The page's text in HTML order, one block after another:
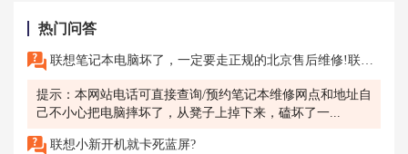
热门问答
联想笔记本电脑坏了，一定要走正规的北京售后维修!联想的意外保太香了。
提示：本网站电话可直接查询/预约笔记本维修网点和地址自
己不小心把电脑摔坏了，从凳子上掉下来，磕坏了一...
联想小新开机就卡死蓝屏?